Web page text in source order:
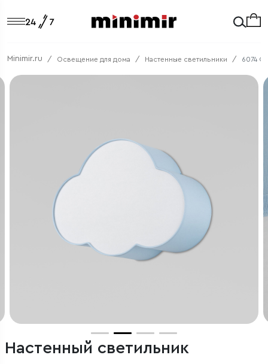
Minimir.ru Освещение для дома Настенные светильники 6074
Настенный светильник